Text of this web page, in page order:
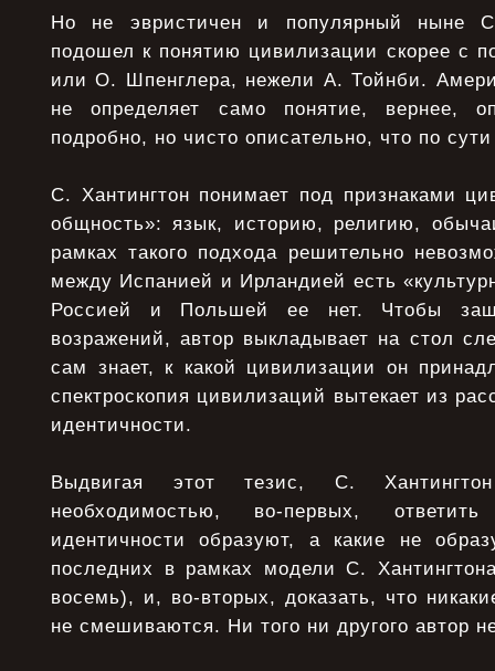
Но не эвристичен и популярный ныне
подошел к понятию цивилизации скорее с
или О. Шпенглера, нежели А. Тойнби.
не определяет само понятие, вернее,
подробно, но чисто описательно, что по
С. Хантингтон понимает под признаками
общность»: язык, историю, религию,
рамках такого подхода решительно
между Испанией и Ирландией есть
Россией и Польшей ее нет. Чтобы
возражений, автор выкладывает на стол
сам знает, к какой цивилизации он
спектроскопия цивилизаций вытекает из
идентичности.
Выдвигая этот тезис, С.
необходимостью, во-первых,
идентичности образуют, а какие не
последних в рамках модели С.
восемь), и, во-вторых, доказать, что
не смешиваются. Ни того ни другого автор